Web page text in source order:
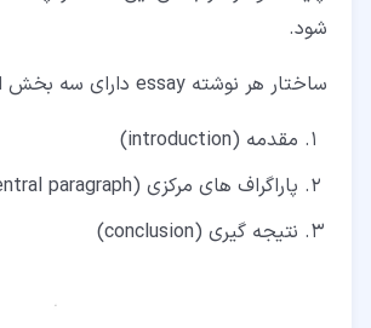
شود.
ساختار هر نوشته essay دارای سه بخش اصلی زیر است:
مقدمه (introduction)
پاراگراف های مرکزی (central paragraph)
نتیجه گیری (conclusion)